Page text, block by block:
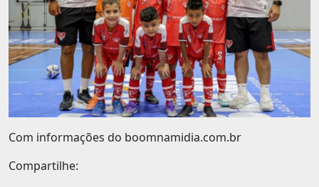
Com informações do boomnamidia.com.br
Compartilhe: